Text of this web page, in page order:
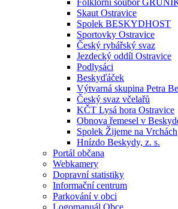
Folklórní soubor
Skaut Ostravice
Spolek BESKYDHOST
Sportovky Ostravice
Český rybářský svaz
Jezdecký oddíl Ostravice
Podlysáci
Beskyďáček
Výtvarná skupina Petra
Český svaz včelařů
KČT Lysá hora Ostravice
Obnova řemesel v
Spolek Žijeme na Vrchách
Hnízdo Beskydy, z. s.
Portál občana
Webkamery
Dopravní statistiky
Informační centrum
Parkování v obci
Logomanuál Obce